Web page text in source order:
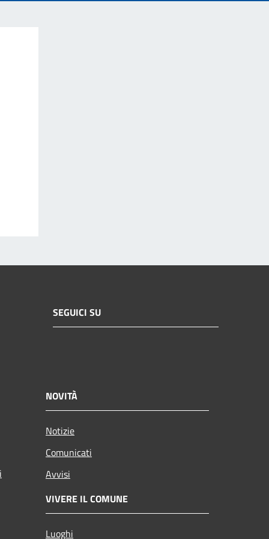
SEGUICI SU
NOVITÀ
Notizie
Comunicati
Avvisi
VIVERE IL COMUNE
Luoghi